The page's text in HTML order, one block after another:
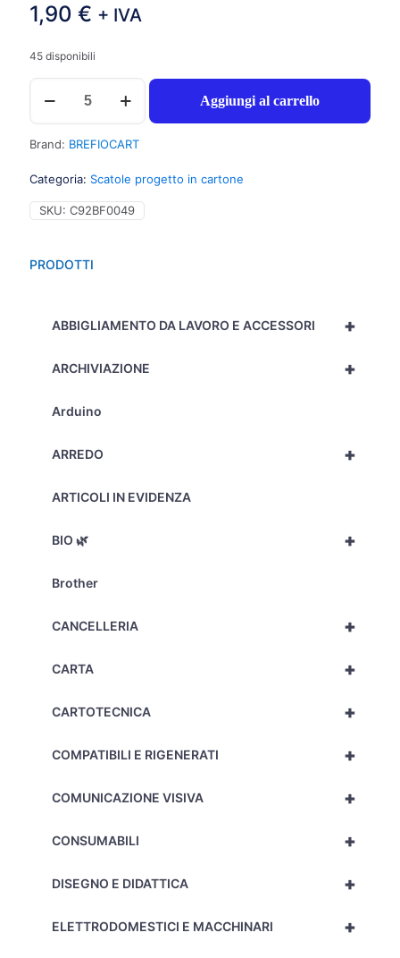
PRODOTTI
+
ABBIGLIAMENTO DA LAVORO E ACCESSORI
+
ARCHIVIAZIONE
Arduino
+
ARREDO
ARTICOLI IN EVIDENZA
+
BIO 🌿
Brother
+
CANCELLERIA
+
CARTA
+
CARTOTECNICA
+
COMPATIBILI E RIGENERATI
+
COMUNICAZIONE VISIVA
+
CONSUMABILI
+
DISEGNO E DIDATTICA
+
ELETTRODOMESTICI E MACCHINARI
1,90 € + IVA
45 disponibili
Brefiocart
Portaprogetti
chiusura
a
bottone,
dorso
12cm,
colore
Prezzo
minimo
020E7616/GI
Aggiungi al carrello
Brand: BREFIOCART
Categoria: Scatole progetto in cartone
SKU: C92BF0049